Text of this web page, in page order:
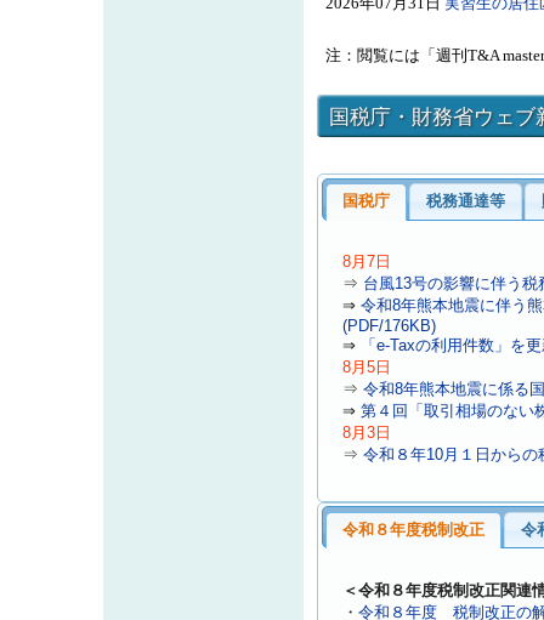
注：閲覧には「週刊T&A
国税庁・財務省ウェブ
国税庁 税務通達等
8月7日
⇒ 台風13号の影響に伴う
⇒令和8年熊本地震に伴う
(PDF/176KB)
⇒
「e-Taxの利用件数」を
8月5日
⇒令和8年熊本地震に係る
⇒第４回「取引相場のない
8月3日
⇒令和８年10月１日から
令和８年度税制改正 令
＜令和８年度税制改正関連
・令和８年度 税制改正の